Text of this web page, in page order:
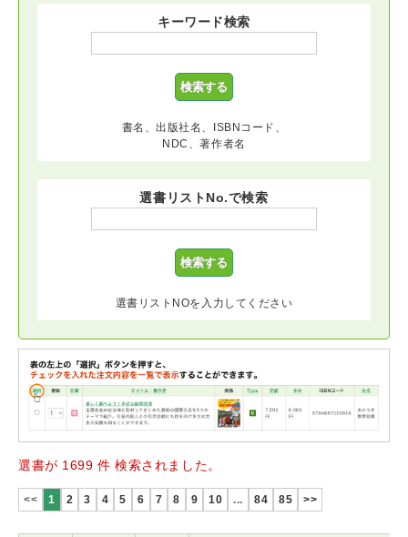
キーワード検索
書名、出版社名、ISBNコード、
NDC、著作者名
選書リストNo.で検索
選書リストNOを入力してください
選書が 1699 件 検索されました。
<< 1 2 3 4 5 6 7 8 9 10 ... 84 85 >>